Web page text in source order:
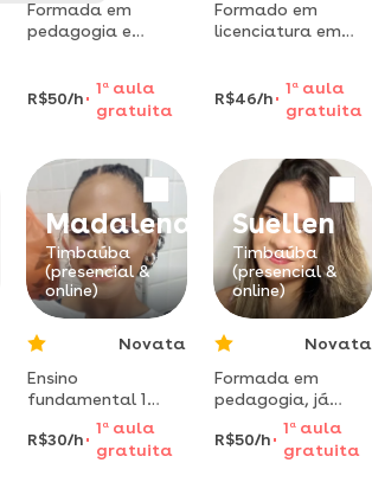
Formada em
pedagogia e
reforço escolar.
auxilio para alunos
R$50/h
1 a aula
gratuita
Formado em
licenciatura em
especialização em
história do brasil,
experiência na
área da educação.
R$46/h
1 aaula
gratuita
Madalena
Timbaúba
(presencial &
online)
Novata
Ensino
fundamental 1
com excelência e
entrego bons
resultados,já
R$30/h
1 a aula
gratuita
Suellen
Timbaúba
(presencial &
online)
Novata
Formada em
pedagogia, já
trabalhei como
docente na
educação infantil
R$50/h
1 aaula
gratuita